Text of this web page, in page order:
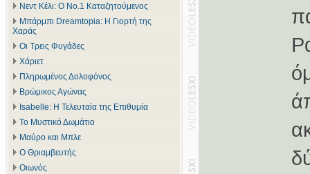
Νεντ Κέλι: Ο Νο.1 Καταζητούμενος
Μπάρμπι Dreamtopia: Η Γιορτή της
Χαράς
Οι Τρεις Φυγάδες
Χάριετ
Πληρωμένος Δολοφόνος
Βρώμικος Αγώνας
Isabelle: Η Τελευταία της Επιθυμία
Το Μυστικό Δωμάτιο
Μαύρο και Μπλε
Ο Θριαμβευτής
Οιωνός